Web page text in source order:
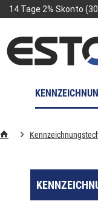
14 Tage 2% Skonto